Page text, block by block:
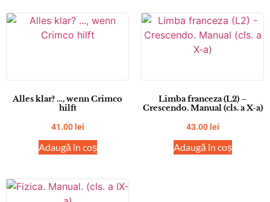
Alles klar? …, wenn Crimco
hilft
41.00 lei
Adaugă în coș
Limba franceza (L2) –
Crescendo. Manual (cls. a X-a)
43.00 lei
Adaugă în coș